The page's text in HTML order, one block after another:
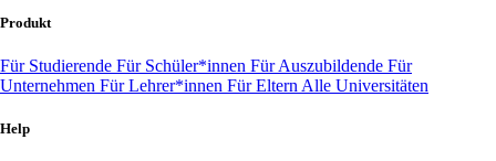
Produkt
Für Studierende Für Schüler*innen Für Auszubildende Für
Unternehmen Für Lehrer*innen Für Eltern Alle Universitäten
Help